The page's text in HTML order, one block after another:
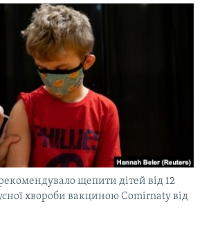
щепити дітей від 12
хвороби вакциною Comirnaty від